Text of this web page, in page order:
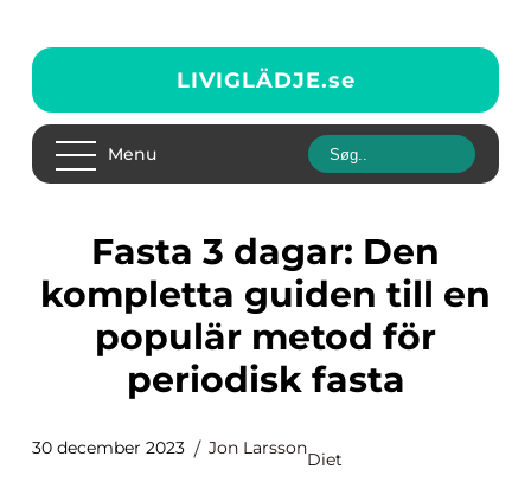
LIVIGLÄDJE.se
Menu
Fasta 3 dagar: Den
kompletta guiden till en
populär metod för
periodisk fasta
30 december 2023 Jon Larsson
Diet